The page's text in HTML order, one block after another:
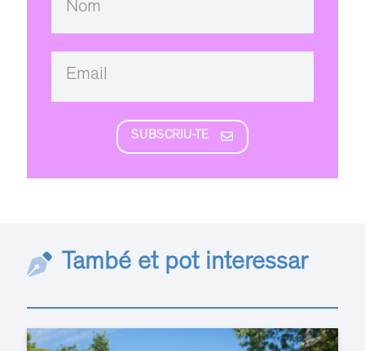
SUBSCRIU-TE
També et pot interessar